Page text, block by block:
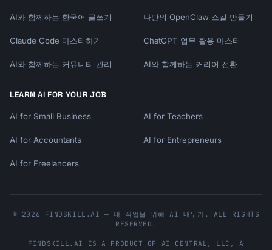
AI와 함께하는 한국어 글쓰기 나만의 OpenClaw 스킬 만들기
Claude Code 마스터하기 ChatGPT 업무 활용 마스터
AI와 함께하는 커뮤니티 관리 AI와 함께하는 커리어 전환
LEARN AI FOR YOUR JOB
AI for Small Business AI for Teachers
AI for Accountants AI for Entrepreneurs
AI for Freelancers
© 2026 FINDSKILL.AI — 내 직업을 위해 AI 배우기. ALL RIGHTS
RESERVED.
FINDSKILL.AI IS A PRODUCT OF AI CENTRAL, LLC , A